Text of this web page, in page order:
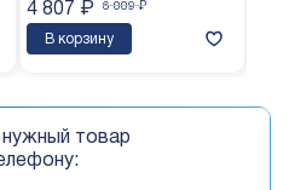
6 009 ₽
4 807 ₽
В корзину
товар